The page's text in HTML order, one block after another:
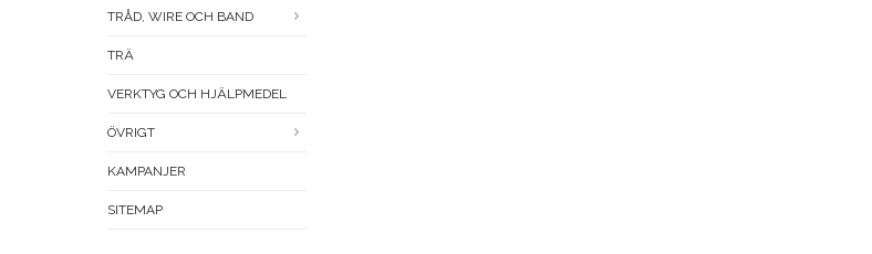
TRÅD, WIRE OCH BAND
TRÄ
VERKTYG OCH HJÄLPMEDEL
ÖVRIGT
KAMPANJER
SITEMAP